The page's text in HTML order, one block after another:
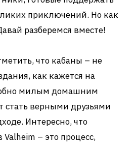
приключений. Но как
разберемся вместе!
что кабаны – не
как кажется на
милым домашним
стать верными друзьями
Интересно, что
– это процесс,